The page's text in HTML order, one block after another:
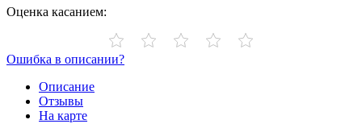
Оценка касанием:
Ошибка в описании?
Описание
Отзывы
На карте